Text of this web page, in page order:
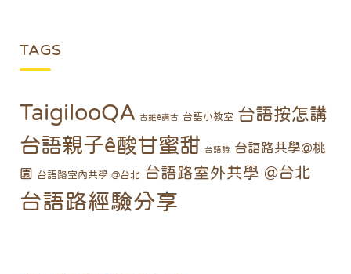
TAGS
TaigilooQA 古錐ê講古 台語小教室 台語按怎講
台語親子ê酸甘蜜甜 台語詩
台語路共學@桃
園
台語路室內共學 @台北 台語路室外共學 @台北
台語路經驗分享